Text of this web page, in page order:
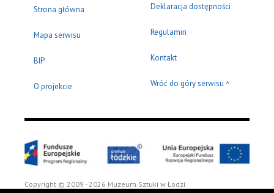
Strona główna
Mapa serwisu
BIP
O projekcie
Deklaracja dostępności
Regulamin
Kontakt
Wróć do góry serwisu ^
Copyright © 2009 - 2026 Muzeum Sztuki w Łodzi